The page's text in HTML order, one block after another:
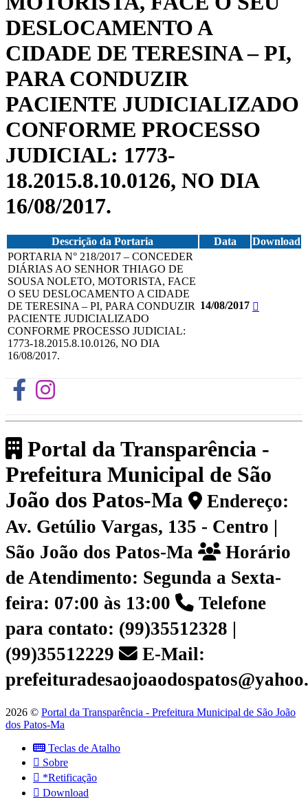
DESLOCAMENTO A
CIDADE DE TERESINA – PI,
PARA CONDUZIR
PACIENTE JUDICIALIZADO
CONFORME PROCESSO
JUDICIAL: 1773-
18.2015.8.10.0126, NO DIA
16/08/2017.
Descrição da Portaria Data
Download
PORTARIA N° 218/2017 – CONCEDER
DIÁRIAS AO SENHOR THIAGO DE
SOUSA NOLETO, MOTORISTA, FACE
O SEU DESLOCAMENTO A CIDADE
DE TERESINA – PI, PARA CONDUZIR
PACIENTE JUDICIALIZADO
CONFORME PROCESSO JUDICIAL:
1773-18.2015.8.10.0126, NO DIA
16/08/2017.
14/08/2017
Portal da Transparência -
Prefeitura Municipal de São
João dos Patos-Ma
Endereço:
Av. Getúlio Vargas, 135 - Centro |
São João dos Patos-Ma
Horário
de Atendimento: Segunda a Sexta-
feira: 07:00 às 13:00
Telefone
para contato: (99)35512328 |
(99)35512229
E-Mail:
2026 © Portal da Transparência - Prefeitura Municipal de São João
dos Patos-Ma
Teclas de Atalho
Sobre
*Retificação
Download